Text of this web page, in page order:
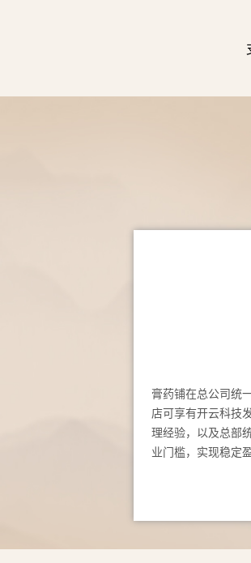
膏药铺在总公司统
店可享有开云科技
理经验，以及总部
业门槛，实现稳定盈